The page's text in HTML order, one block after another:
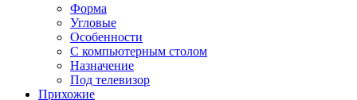
Форма
Угловые
Особенности
С компьютерным столом
Назначение
Под телевизор
Прихожие